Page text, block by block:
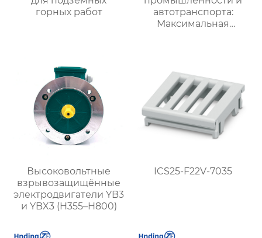
горных работ
автотранспорта:
Максимальная
Высоковольтные
взрывозащищённые
электродвигатели YB3
и YBX3 (H355–H800)
ICS25-F22V-7035